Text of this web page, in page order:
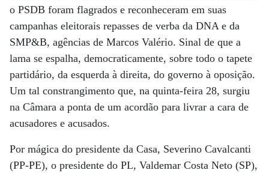
o PSDB foram flagrados e reconheceram em suas
campanhas eleitorais repasses de verba da DNA e da
SMP&B, agências de Marcos Valério. Sinal de que a
lama se espalha, democraticamente, sobre todo o tapete
partidário, da esquerda à direita, do governo à oposição.
Um tal constrangimento que, na quinta-feira 28, surgiu
na Câmara a ponta de um acordão para livrar a cara de
acusadores e acusados.
Por mágica do presidente da Casa, Severino Cavalcanti
(PP-PE), o presidente do PL, Valdemar Costa Neto (SP),